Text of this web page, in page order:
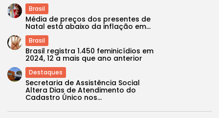
Brasil
Média de preços dos presentes de
Natal está abaixo da inflação em...
Brasil
Brasil registra 1.450 feminicídios em
2024, 12 a mais que ano anterior
Destaques
Secretaria de Assistência Social
Altera Dias de Atendimento do
Cadastro Único nos...